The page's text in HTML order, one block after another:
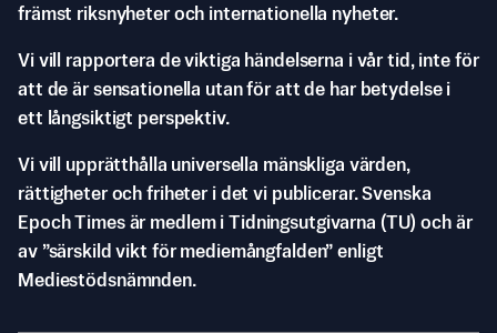
främst riksnyheter och internationella nyheter.
Vi vill rapportera de viktiga händelserna i vår tid, inte för
att de är sensationella utan för att de har betydelse i
ett långsiktigt perspektiv.
Vi vill upprätthålla universella mänskliga värden,
rättigheter och friheter i det vi publicerar. Svenska
Epoch Times är medlem i Tidningsutgivarna (TU) och är
av ”särskild vikt för mediemångfalden” enligt
Mediestödsnämnden.